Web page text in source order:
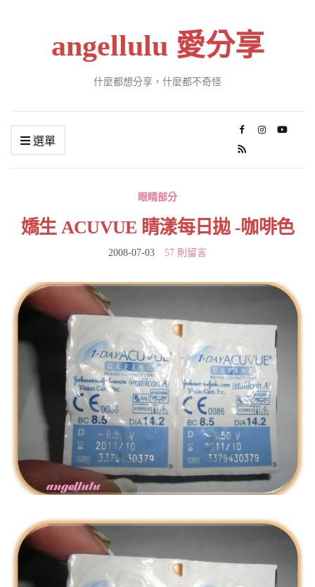
angellulu 愛分享
什麼都想分享，什麼都不奇怪
選單
眼睛部分
嬌生 ACUVUE 睛漾每日拋 -咖啡色
2008-07-03 57 則留言